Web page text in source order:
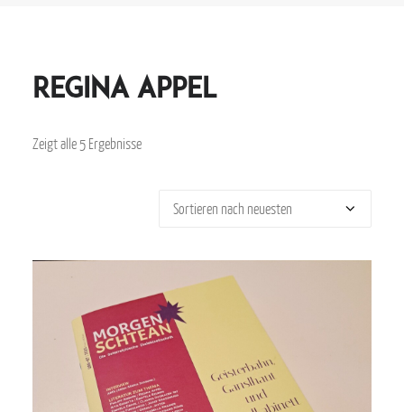
Regina Appel
Zeigt alle 5 Ergebnisse